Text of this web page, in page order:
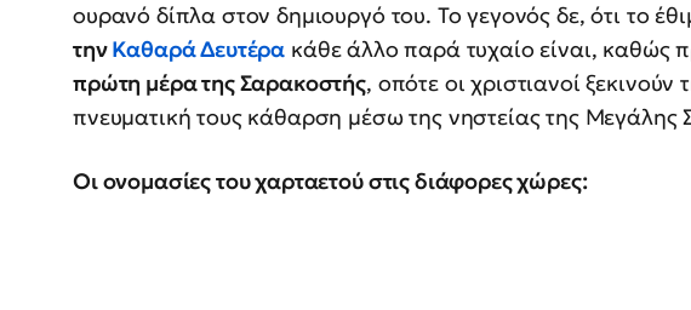
ουρανό δίπλα στον δημιουργό του. Το γεγονός δε, ότι το
τηνΚαθαρά Δευτέρα κάθε άλλο παρά τυχαίο είναι, καθώς
πρώτη μέρα της Σαρακοστής, οπότε οι χριστιανοί ξεκινούν
πνευματική τους κάθαρση μέσω της νηστείας της Μεγάλης
Οι ονομασίες του χαρταετού στις διάφορες χώρες: